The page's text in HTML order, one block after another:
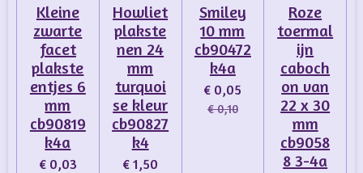
Kleine
zwarte
facet
plakste
entjes 6
mm
cb90819
k4a
€ 0,03
Howliet
plakste
nen 24
mm
turquoi
se kleur
cb90827
k4
€ 1,50
Smiley
10 mm
cb90472
k4a
€ 0,05
€ 0,10
Roze
toermal
ijn
caboch
on van
22 x 30
mm
cb9058
8 3-4a